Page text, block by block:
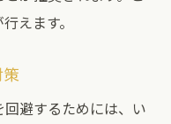
えます。
避するためには、い